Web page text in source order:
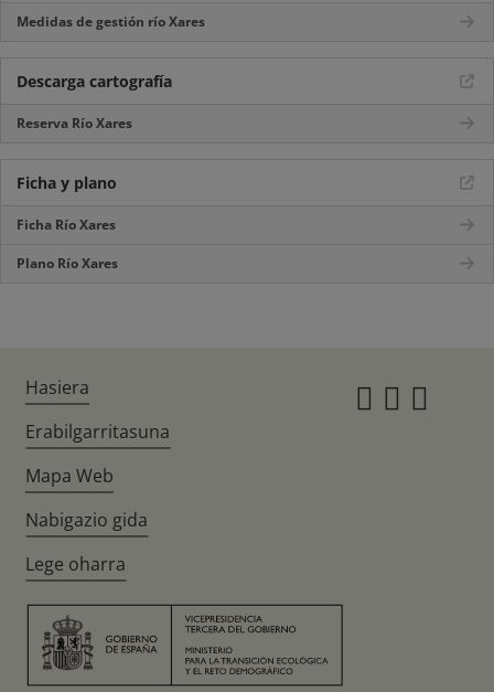
Medidas de gestión río Xares
Descarga cartografía
Reserva Río Xares
Ficha y plano
Ficha Río Xares
Plano Río Xares
Hasiera
Erabilgarritasuna
Mapa Web
Nabigazio gida
Lege oharra